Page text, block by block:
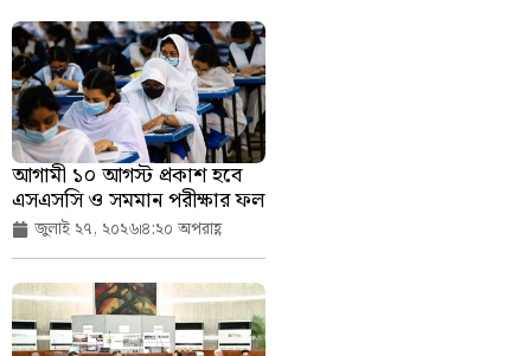
আগামী ১০ আগস্ট প্রকাশ হবে
এসএসসি ও সমমান পরীক্ষার ফল
জুলাই ২৭, ২০২৬৪:২০ অপরাহ্ণ